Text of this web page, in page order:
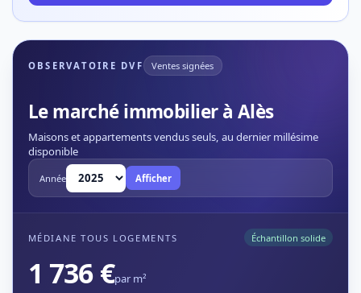
OBSERVATOIRE DVF Ventes signées
Le marché immobilier à Alès
Maisons et appartements vendus seuls, au dernier millésime
disponible
Année Afficher
MÉDIANE TOUS LOGEMENTS Échantillon solide
1 736 €par m²